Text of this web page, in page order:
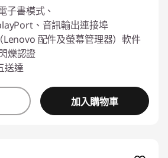
子書模式、
、音訊輸出連接埠
配件及螢幕管理器）軟件
爍認證
送達
加入購物車